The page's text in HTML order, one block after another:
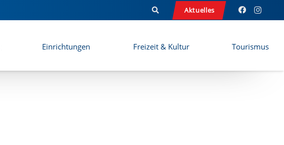
Aktuelles
Einrichtungen Freizeit & Kultur Tourismus